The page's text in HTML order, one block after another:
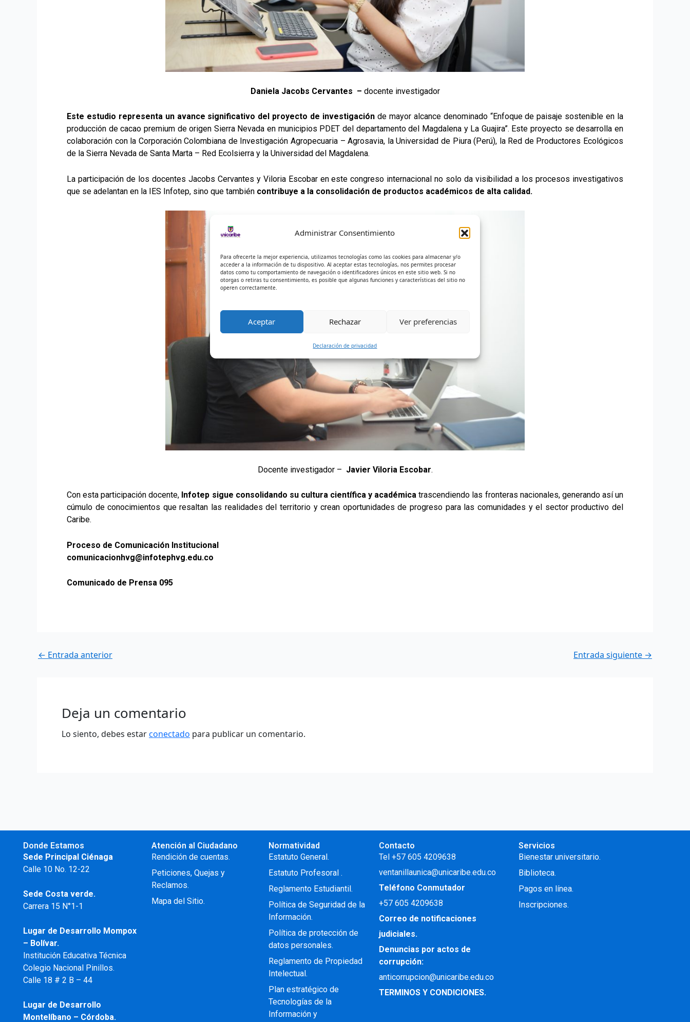
Administrar Consentimiento
Para ofrecerte la mejor experiencia, utilizamos tecnologías como las cookies para almacenar y/o
acceder a la información de tu dispositivo. Al aceptar estas tecnologías, nos permites procesar
datos como tu comportamiento de navegación o identificadores únicos en este sitio web. Si no
otorgas o retiras tu consentimiento, es posible que algunas funciones y características del sitio no
operen correctamente.
Aceptar Rechazar Ver preferencias
Declaración de privacidad
Daniela Jacobs Cervantes – docente investigador
Este estudio representa un avance significativo del proyecto de investigación de mayor alcance denominado “Enfoque de paisaje sostenible en la
producción de cacao premium de origen Sierra Nevada en municipios PDET del departamento del Magdalena y La Guajira”. Este proyecto se desarrolla en
colaboración con la Corporación Colombiana de Investigación Agropecuaria – Agrosavia, la Universidad de Piura (Perú), la Red de Productores Ecológicos
de la Sierra Nevada de Santa Marta – Red Ecolsierra y la Universidad del Magdalena.
La participación de los docentes Jacobs Cervantes y Viloria Escobar en este congreso internacional no solo da visibilidad a los procesos investigativos
que se adelantan en la IES Infotep, sino que también contribuye a la consolidación de productos académicos de alta calidad.
Docente investigador – Javier Viloria Escobar.
Con esta participación docente, Infotep sigue consolidando su cultura científica y académica trascendiendo las fronteras nacionales, generando así un
cúmulo de conocimientos que resaltan las realidades del territorio y crean oportunidades de progreso para las comunidades y el sector productivo del
Caribe.
Proceso de Comunicación Institucional
comunicacionhvg@infotephvg.edu.co
Comunicado de Prensa 095
← Entrada anterior Entrada siguiente →
Deja un comentario
Lo siento, debes estarconectado para publicar un comentario.
Donde Estamos
Sede Principal Ciénaga
Calle 10 No. 12-22
Sede Costa verde.
Carrera 15 N°1-1
Lugar de Desarrollo Mompox
– Bolívar.
Institución Educativa Técnica
Colegio Nacional Pinillos.
Calle 18 # 2 B – 44
Lugar de Desarrollo
Montelíbano – Córdoba.
Atención al Ciudadano
Rendición de cuentas.
Peticiones, Quejas y
Reclamos.
Mapa del Sitio.
Normatividad
Estatuto General.
Estatuto Profesoral .
Reglamento Estudiantil.
Política de Seguridad de la
Información.
Política de protección de
datos personales.
Reglamento de Propiedad
Intelectual.
Plan estratégico de
Tecnologías de la
Información y
Contacto
Tel +57 605 4209638
ventanillaunica@unicaribe.edu.co
Teléfono Conmutador
+57605 4209638
Correo de notificaciones
judiciales.
Denuncias por actos de
corrupción:
anticorrupcion@unicaribe.edu.co
TERMINOS Y CONDICIONES.
Servicios
Bienestar universitario.
Biblioteca.
Pagos en línea.
Inscripciones.